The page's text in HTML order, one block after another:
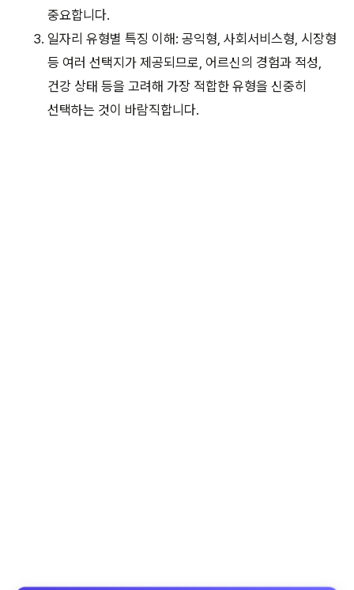
중요합니다.
일자리 유형별 특징 이해: 공익형, 사회서비스형, 시장형
등 여러 선택지가 제공되므로, 어르신의 경험과 적성,
건강 상태 등을 고려해 가장 적합한 유형을 신중히
선택하는 것이 바람직합니다.